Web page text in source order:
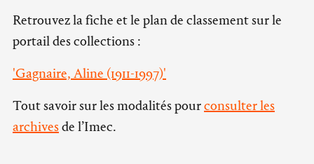
Retrouvez la fiche et le plan de classement sur le
portail des collections :
'Gagnaire, Aline (1911-1997)'
Tout savoir sur les modalités pourconsulter les
archivesde l’Imec.